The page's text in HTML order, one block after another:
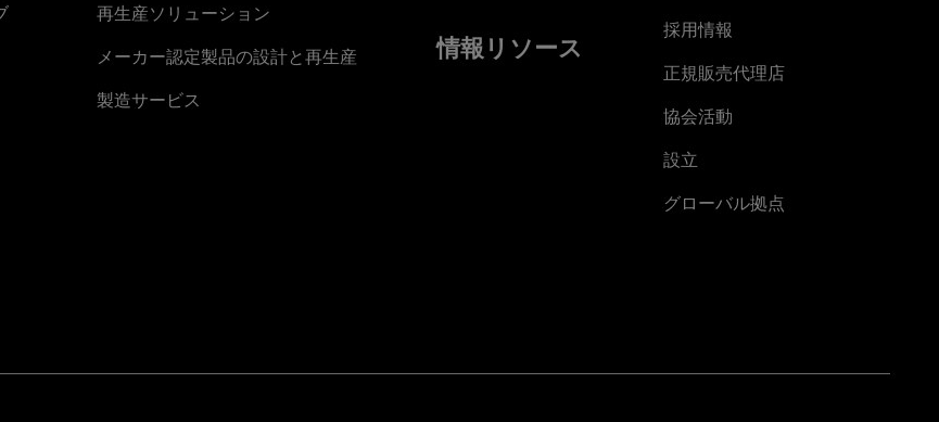
再生産ソリューション
メーカー認定製品の設計と再生産
製造サービス
情報リソース
採用情報
正規販売代理店
協会活動
設立
グローバル拠点